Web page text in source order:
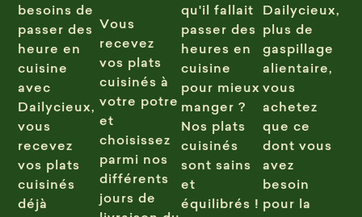
besoins de
passer des
heure en
cuisine
avec
Dailycieux,
vous
recevez
vos plats
cuisinés
déjà
Vous
recevez
vos plats
cuisinés à
votre potre
et
choisissez
parmi nos
différents
jours de
qu'il fallait
passer des
heures en
cuisine
pour mieux
manger ?
Nos plats
cuisinés
sont sains
et
équilibrés !
Dailycieux,
plus de
gaspillage
alientaire,
vous
achetez
que ce
dont vous
avez
besoin
pour la